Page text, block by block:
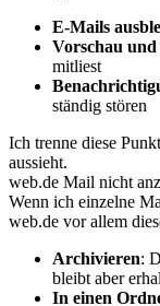
E-Mails
Vorschau
mitliest
ständig stören
Ich trenne diese
aussieht.
web.de Mail nicht
Wenn ich einzelne
web.de vor allem
Archivieren:
bleibt aber
In einen